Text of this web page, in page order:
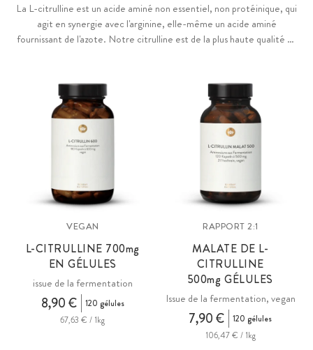
La L-citrulline est un acide aminé non essentiel, non protéinique, qui
agit en synergie avec l'arginine, elle-même un acide aminé
fournissant de l'azote. Notre citrulline est de la plus haute qualité et
VEGAN
L-CITRULLINE 700mg
EN GÉLULES
issue de la fermentation
8,90 €
120 gélules
67,63 € / 1kg
RAPPORT 2:1
MALATE DE L-
CITRULLINE
500mg GÉLULES
Issue de la fermentation, vegan
7,90 €
120 gélules
106,47 € / 1kg